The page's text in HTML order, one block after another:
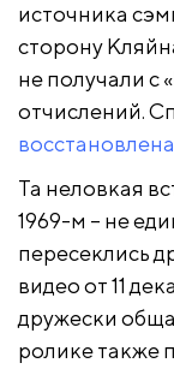
источника
сторону
не получали с
отчислений.
Та неловкая
1969-м – не
пересеклись
видео от 11
дружески
ролике также